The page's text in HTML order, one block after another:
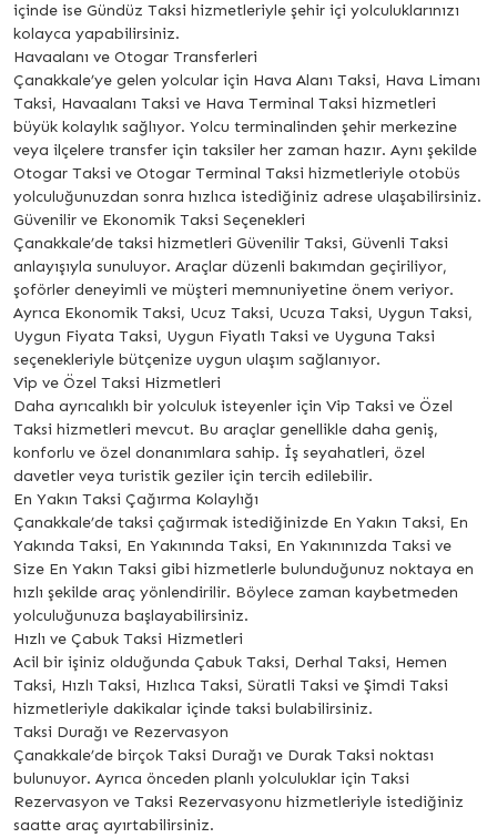
içinde ise Gündüz Taksi hizmetleriyle şehir içi yolculuklarınızı
kolayca yapabilirsiniz.
Havaalanı ve Otogar Transferleri
Çanakkale’ye gelen yolcular için Hava Alanı Taksi, Hava Limanı
Taksi, Havaalanı Taksi ve Hava Terminal Taksi hizmetleri
büyük kolaylık sağlıyor. Yolcu terminalinden şehir merkezine
veya ilçelere transfer için taksiler her zaman hazır. Aynı şekilde
Otogar Taksi ve Otogar Terminal Taksi hizmetleriyle otobüs
yolculuğunuzdan sonra hızlıca istediğiniz adrese ulaşabilirsiniz.
Güvenilir ve Ekonomik Taksi Seçenekleri
Çanakkale’de taksi hizmetleri Güvenilir Taksi, Güvenli Taksi
anlayışıyla sunuluyor. Araçlar düzenli bakımdan geçiriliyor,
şoförler deneyimli ve müşteri memnuniyetine önem veriyor.
Ayrıca Ekonomik Taksi, Ucuz Taksi, Ucuza Taksi, Uygun Taksi,
Uygun Fiyata Taksi, Uygun Fiyatlı Taksi ve Uyguna Taksi
seçenekleriyle bütçenize uygun ulaşım sağlanıyor.
Vip ve Özel Taksi Hizmetleri
Daha ayrıcalıklı bir yolculuk isteyenler için Vip Taksi ve Özel
Taksi hizmetleri mevcut. Bu araçlar genellikle daha geniş,
konforlu ve özel donanımlara sahip. İş seyahatleri, özel
davetler veya turistik geziler için tercih edilebilir.
En Yakın Taksi Çağırma Kolaylığı
Çanakkale’de taksi çağırmak istediğinizde En Yakın Taksi, En
Yakında Taksi, En Yakınında Taksi, En Yakınınızda Taksi ve
Size En Yakın Taksi gibi hizmetlerle bulunduğunuz noktaya en
hızlı şekilde araç yönlendirilir. Böylece zaman kaybetmeden
yolculuğunuza başlayabilirsiniz.
Hızlı ve Çabuk Taksi Hizmetleri
Acil bir işiniz olduğunda Çabuk Taksi, Derhal Taksi, Hemen
Taksi, Hızlı Taksi, Hızlıca Taksi, Süratli Taksi ve Şimdi Taksi
hizmetleriyle dakikalar içinde taksi bulabilirsiniz.
Taksi Durağı ve Rezervasyon
Çanakkale’de birçok Taksi Durağı ve Durak Taksi noktası
bulunuyor. Ayrıca önceden planlı yolculuklar için Taksi
Rezervasyon ve Taksi Rezervasyonu hizmetleriyle istediğiniz
saatte araç ayırtabilirsiniz.